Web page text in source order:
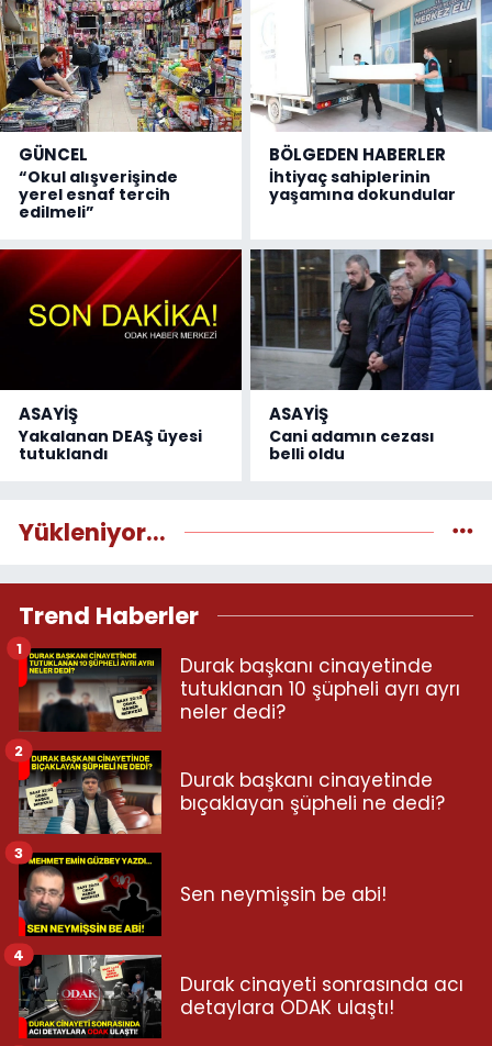
GÜNCEL
“Okul alışverişinde
yerel esnaf tercih
edilmeli”
BÖLGEDEN HABERLER
İhtiyaç sahiplerinin
yaşamına dokundular
ASAYİŞ
Yakalanan DEAŞ üyesi
tutuklandı
ASAYİŞ
Cani adamın cezası
belli oldu
Yükleniyor...
Trend Haberler
Durak başkanı cinayetinde
tutuklanan 10 şüpheli ayrı ayrı
neler dedi?
1
Durak başkanı cinayetinde
bıçaklayan şüpheli ne dedi?
2
Sen neymişsin be abi!
3
Durak cinayeti sonrasında acı
detaylara ODAK ulaştı!
4